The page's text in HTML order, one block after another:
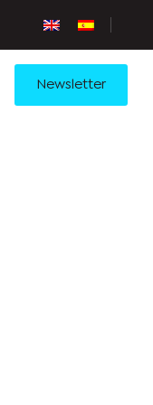
Newsletter